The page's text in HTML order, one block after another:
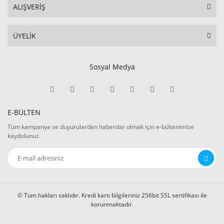
ALIŞVERİŞ
ÜYELİK
Sosyal Medya
E-BÜLTEN
Tüm kampanya ve duyurulardan haberdar olmak için e-bültenimize
kaydolunuz.
© Tüm hakları saklıdır. Kredi kartı bilgileriniz 256bit SSL sertifikası ile
korunmaktadır.